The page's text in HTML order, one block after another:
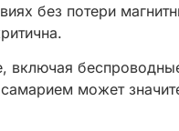
без потери
включая
может